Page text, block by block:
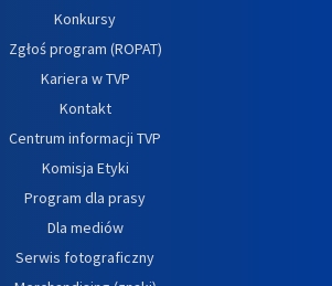
Konkursy
Zgłoś program (ROPAT)
Kariera w TVP
Kontakt
Centrum informacji TVP
Komisja Etyki
Program dla prasy
Dla mediów
Serwis fotograficzny